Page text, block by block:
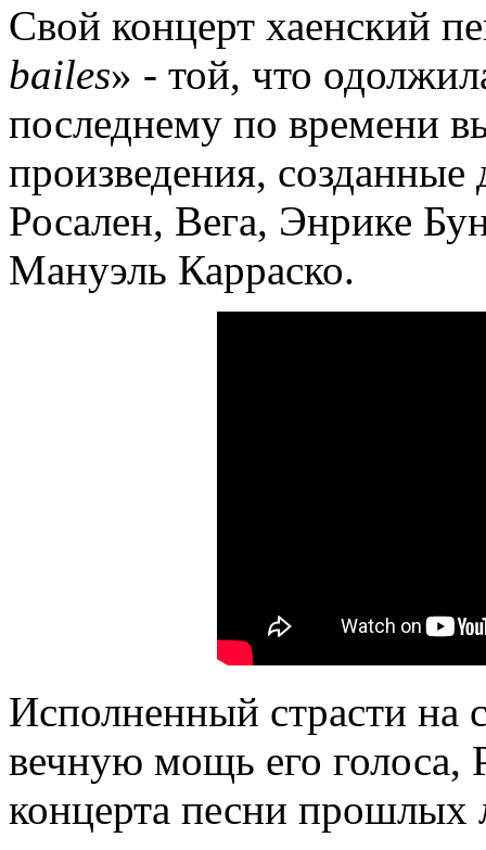
Свой концерт хаенский
bailes» - той, что
последнему по времени
произведения, созданные
Росален, Вега, Энрике
Мануэль Карраско.
Исполненный страсти на
вечную мощь его голоса,
концерта песни прошлых